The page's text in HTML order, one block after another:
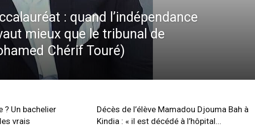
: quand l’indépendance
mieux que le tribunal de
Chérif Touré)
? Un bachelier
vrais
Décès de l’élève Mamadou Djouma Bah à
Kindia : « il est décédé à l’hôpital...